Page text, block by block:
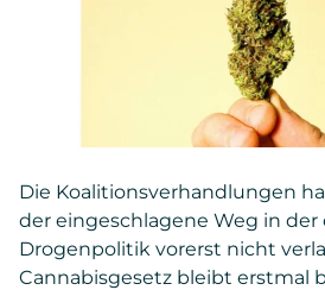
Die Koalitionsverhandlungen
der eingeschlagene Weg in
Drogenpolitik vorerst nicht
Cannabisgesetz bleibt erstmal